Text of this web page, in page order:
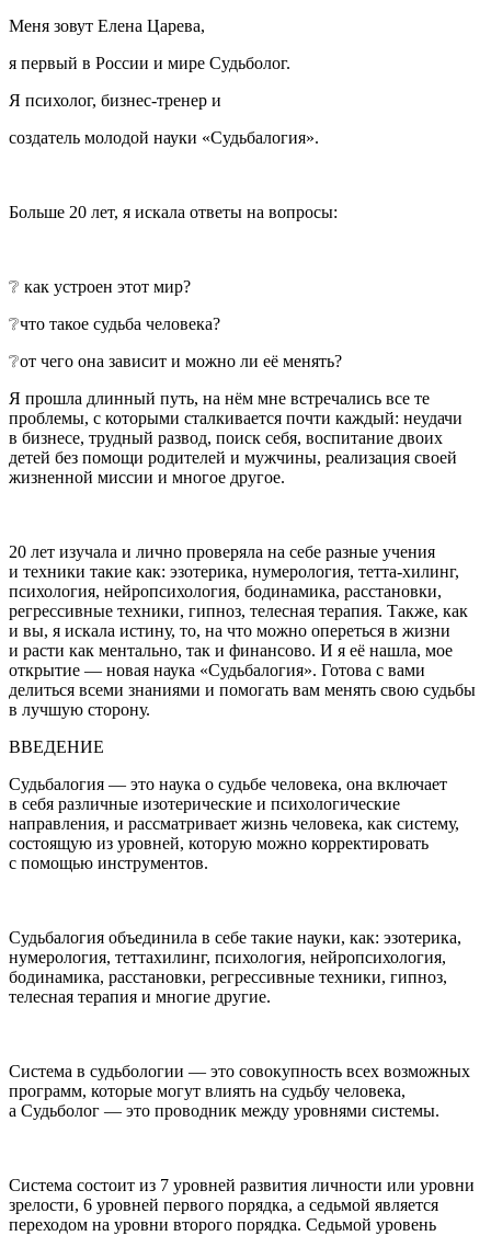
Меня зовут Елена Царева,
я первый в России и мире Судьболог.
Я психолог, бизнес-тренер и
создатель молодой науки «Судьбалогия».
Больше 20 лет, я искала ответы на вопросы:
❔ как устроен этот мир?
❔что такое судьба человека?
❔от чего она зависит и можно ли её менять?
Я прошла длинный путь, на нём мне встречались все те
проблемы, с которыми сталкивается почти каждый: неудачи
в бизнесе, трудный развод, поиск себя, воспитание двоих
детей без помощи родителей и мужчины, реализация своей
жизненной миссии и многое другое.
20 лет изучала и лично проверяла на себе разные учения
и техники такие как: эзотерика, нумерология, тетта-хилинг,
психология, нейропсихология, бодинамика, расстановки,
регрессивные техники, гипноз, телесная терапия. Также, как
и вы, я искала истину, то, на что можно опереться в жизни
и расти как ментально, так и финансово. И я её нашла, мое
открытие — новая наука «Судьбалогия». Готова с вами
делиться всеми знаниями и помогать вам менять свою судьбы
в лучшую сторону.
ВВЕДЕНИЕ
Судьбалогия — это наука о судьбе человека, она включает
в себя различные изотерические и психологические
направления, и рассматривает жизнь человека, как систему,
состоящую из уровней, которую можно корректировать
с помощью инструментов.
Судьбалогия объединила в себе такие науки, как: эзотерика,
нумерология, теттахилинг, психология, нейропсихология,
бодинамика, расстановки, регрессивные техники, гипноз,
телесная терапия и многие другие.
Система в судьбологии — это совокупность всех возможных
программ, которые могут влиять на судьбу человека,
а Судьболог — это проводник между уровнями системы.
Система состоит из 7 уровней развития личности или уровни
зрелости, 6 уровней первого порядка, а седьмой является
переходом на уровни второго порядка. Седьмой уровень